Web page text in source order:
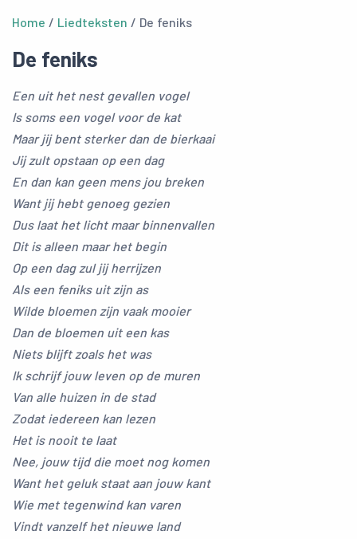
Home / Liedteksten / De feniks
De feniks
Een uit het nest gevallen vogel
Is soms een vogel voor de kat
Maar jij bent sterker dan de bierkaai
Jij zult opstaan op een dag
En dan kan geen mens jou breken
Want jij hebt genoeg gezien
Dus laat het licht maar binnenvallen
Dit is alleen maar het begin
Op een dag zul jij herrijzen
Als een feniks uit zijn as
Wilde bloemen zijn vaak mooier
Dan de bloemen uit een kas
Niets blijft zoals het was
Ik schrijf jouw leven op de muren
Van alle huizen in de stad
Zodat iedereen kan lezen
Het is nooit te laat
Nee, jouw tijd die moet nog komen
Want het geluk staat aan jouw kant
Wie met tegenwind kan varen
Vindt vanzelf het nieuwe land